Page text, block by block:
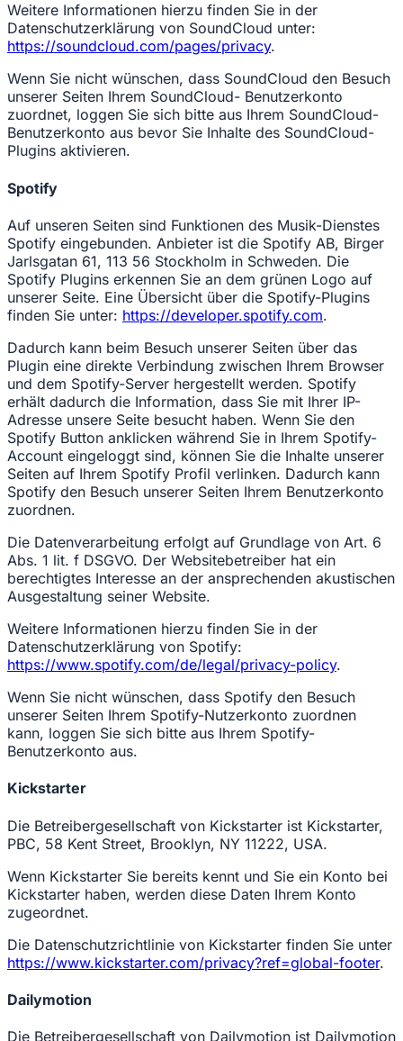
Weitere Informationen hierzu finden Sie in der
Datenschutzerklärung von SoundCloud unter:
https://soundcloud.com/pages/privacy.
Wenn Sie nicht wünschen, dass SoundCloud den Besuch
unserer Seiten Ihrem SoundCloud- Benutzerkonto
zuordnet, loggen Sie sich bitte aus Ihrem SoundCloud-
Benutzerkonto aus bevor Sie Inhalte des SoundCloud-
Plugins aktivieren.
Spotify
Auf unseren Seiten sind Funktionen des Musik-Dienstes
Spotify eingebunden. Anbieter ist die Spotify AB, Birger
Jarlsgatan 61, 113 56 Stockholm in Schweden. Die
Spotify Plugins erkennen Sie an dem grünen Logo auf
unserer Seite. Eine Übersicht über die Spotify-Plugins
finden Sie unter: https://developer.spotify.com.
Dadurch kann beim Besuch unserer Seiten über das
Plugin eine direkte Verbindung zwischen Ihrem Browser
und dem Spotify-Server hergestellt werden. Spotify
erhält dadurch die Information, dass Sie mit Ihrer IP-
Adresse unsere Seite besucht haben. Wenn Sie den
Spotify Button anklicken während Sie in Ihrem Spotify-
Account eingeloggt sind, können Sie die Inhalte unserer
Seiten auf Ihrem Spotify Profil verlinken. Dadurch kann
Spotify den Besuch unserer Seiten Ihrem Benutzerkonto
zuordnen.
Die Datenverarbeitung erfolgt auf Grundlage von Art. 6
Abs. 1 lit. f DSGVO. Der Websitebetreiber hat ein
berechtigtes Interesse an der ansprechenden akustischen
Ausgestaltung seiner Website.
Weitere Informationen hierzu finden Sie in der
Datenschutzerklärung von Spotify:
https://www.spotify.com/de/legal/privacy-policy.
Wenn Sie nicht wünschen, dass Spotify den Besuch
unserer Seiten Ihrem Spotify-Nutzerkonto zuordnen
kann, loggen Sie sich bitte aus Ihrem Spotify-
Benutzerkonto aus.
Kickstarter
Die Betreibergesellschaft von Kickstarter ist Kickstarter,
PBC, 58 Kent Street, Brooklyn, NY 11222, USA.
Wenn Kickstarter Sie bereits kennt und Sie ein Konto bei
Kickstarter haben, werden diese Daten Ihrem Konto
zugeordnet.
Die Datenschutzrichtlinie von Kickstarter finden Sie unter
https://www.kickstarter.com/privacy?ref=global-footer.
Dailymotion
Die Betreibergesellschaft von Dailymotion ist Dailymotion